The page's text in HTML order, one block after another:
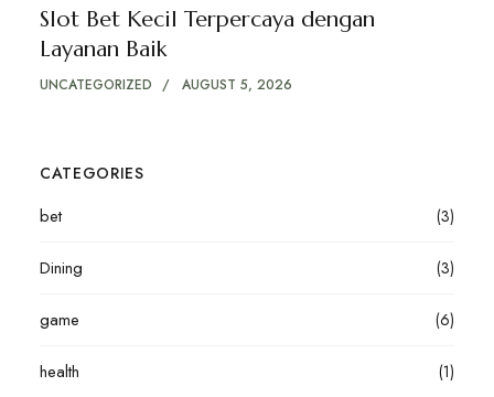
Slot Bet Kecil Terpercaya dengan
Layanan Baik
UNCATEGORIZED AUGUST 5, 2026
CATEGORIES
bet (3)
Dining (3)
game (6)
health (1)